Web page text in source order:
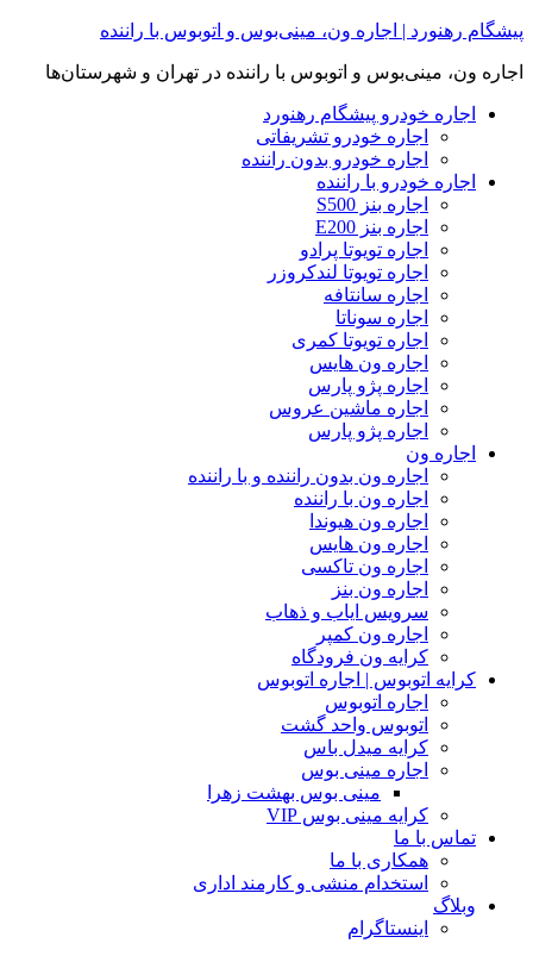
Skip
content
پیشگام رهنورد | اجاره ون، مینی‌بوس و اتوبوس با راننده
اجاره ون، مینی‌بوس و اتوبوس با راننده در تهران و شهرستان‌ها
اجاره خودرو پیشگام رهنورد
اجاره خودرو تشریفاتی
اجاره خودرو بدون راننده
اجاره خودرو با راننده
اجاره بنز S500
اجاره بنز E200
اجاره تویوتا پرادو
اجاره تویوتا لندکروزر
اجاره سانتافه
اجاره سوناتا
اجاره تویوتا کمری
اجاره ون هایس
اجاره پژو پارس
اجاره ماشین عروس
اجاره پژو پارس
اجاره ون
اجاره ون بدون راننده و با راننده
اجاره ون با راننده
اجاره ون هیوندا
اجاره ون هایس
اجاره ون تاکسی
اجاره ون بنز
سرویس ایاب و ذهاب
اجاره ون کمپر
کرایه ون فرودگاه
کرایه اتوبوس | اجاره اتوبوس
اجاره اتوبوس
اتوبوس واحد گشت
کرایه میدل باس
اجاره مینی بوس
مینی بوس بهشت زهرا
کرایه مینی بوس VIP
تماس با ما
همکاری با ما
استخدام منشی و کارمند اداری
وبلاگ
اینستاگرام